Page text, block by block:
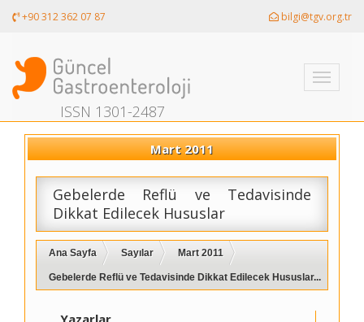
+90 312 362 07 87 bilgi@tgv.org.tr
Toggle
ISSN 1301-2487
Mart 2011
Gebelerde Reflü ve Tedavisinde
Dikkat Edilecek Hususlar
Ana Sayfa Sayılar Mart 2011
Gebelerde Reflü ve Tedavisinde Dikkat Edilecek Hususlar...
Yazarlar